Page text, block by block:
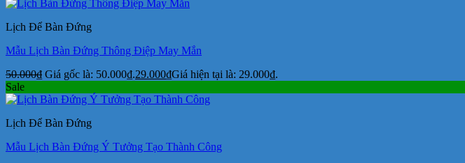
Lịch Để Bàn Đứng
Mẫu Lịch Bàn Đứng Thông Điệp May Mắn
50.000₫ Giá gốc là: 50.000₫.29.000₫Giá hiện tại là: 29.000₫.
Sale
Lịch Để Bàn Đứng
Mẫu Lịch Bàn Đứng Ý Tưởng Tạo Thành Công